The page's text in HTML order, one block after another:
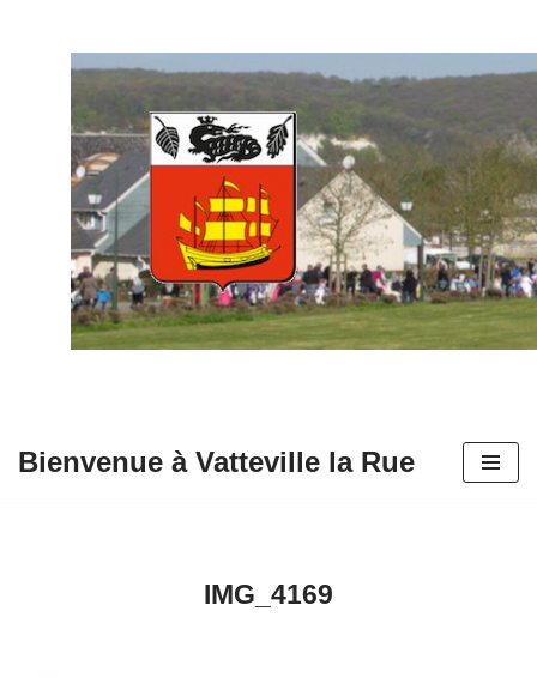
contenu
Bienvenue à Vatteville la Rue
IMG_4169